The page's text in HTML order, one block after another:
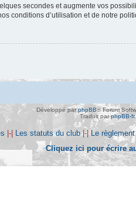
secondes et augmente vos
conditions d’utilisation et de notre
Développé parphpBB® Forum
Traduit parphpBB-
|-| Les statuts du club |-| Le
Cliquez ici pour écrire